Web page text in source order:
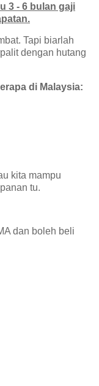
3 - 6 bulan gaji
Tapi biarlah
dengan hutang
di Malaysia:
kita mampu
tu.
dan boleh beli